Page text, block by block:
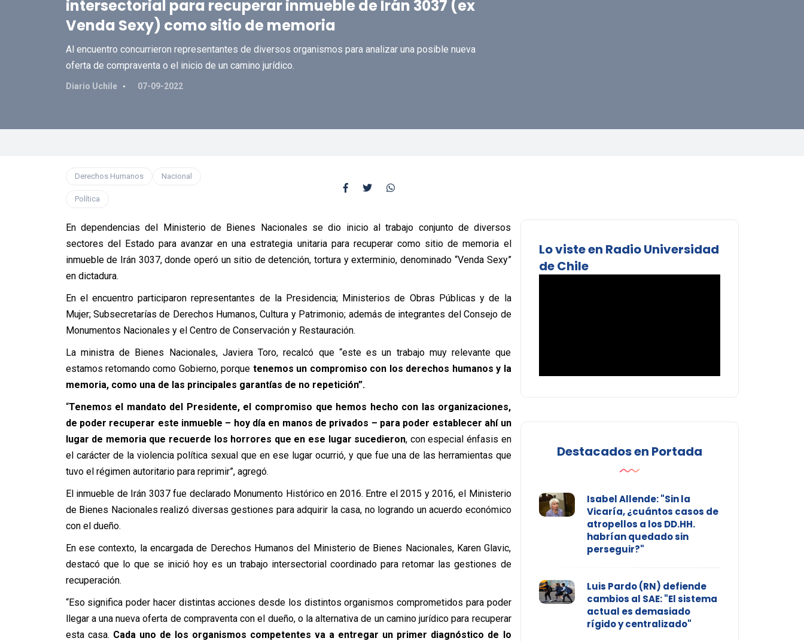
intersectorial para recuperar inmueble de Irán 3037 (ex
Venda Sexy) como sitio de memoria
Al encuentro concurrieron representantes de diversos organismos para analizar una posible nueva
oferta de compraventa o el inicio de un camino jurídico.
Diario Uchile 07-09-2022
Derechos Humanos Nacional
Política
En dependencias del Ministerio de Bienes Nacionales se dio inicio al trabajo conjunto de diversos
sectores del Estado para avanzar en una estrategia unitaria para recuperar como sitio de memoria el
inmueble de Irán 3037, donde operó un sitio de detención, tortura y exterminio, denominado “Venda Sexy”
en dictadura.
En el encuentro participaron representantes de la Presidencia; Ministerios de Obras Públicas y de la
Mujer; Subsecretarías de Derechos Humanos, Cultura y Patrimonio; además de integrantes del Consejo de
Monumentos Nacionales y el Centro de Conservación y Restauración.
La ministra de Bienes Nacionales, Javiera Toro, recalcó que “este es un trabajo muy relevante que
estamos retomando como Gobierno, porque tenemos un compromiso con los derechos humanos y la
memoria, como una de las principales garantías de no repetición”.
“Tenemos el mandato del Presidente, el compromiso que hemos hecho con las organizaciones,
de poder recuperar este inmueble – hoy día en manos de privados – para poder establecer ahí un
lugar de memoria que recuerde los horrores que en ese lugar sucedieron, con especial énfasis en
el carácter de la violencia política sexual que en ese lugar ocurrió, y que fue una de las herramientas que
tuvo el régimen autoritario para reprimir”, agregó.
El inmueble de Irán 3037 fue declarado Monumento Histórico en 2016. Entre el 2015 y 2016, el Ministerio
de Bienes Nacionales realizó diversas gestiones para adquirir la casa, no logrando un acuerdo económico
con el dueño.
En ese contexto, la encargada de Derechos Humanos del Ministerio de Bienes Nacionales, Karen Glavic,
destacó que lo que se inició hoy es un trabajo intersectorial coordinado para retomar las gestiones de
recuperación.
“Eso significa poder hacer distintas acciones desde los distintos organismos comprometidos para poder
llegar a una nueva oferta de compraventa con el dueño, o la alternativa de un camino jurídico para recuperar
esta casa. Cada uno de los organismos competentes va a entregar un primer diagnóstico de lo
Lo viste en Radio Universidad
de Chile
Destacados en Portada
Isabel Allende: "Sin la
Vicaría, ¿cuántos casos de
atropellos a los DD.HH.
habrían quedado sin
perseguir?"
Luis Pardo (RN) defiende
cambios al SAE: "El sistema
actual es demasiado
rígido y centralizado"